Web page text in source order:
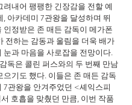
려내어 팽팽한 긴장감을 전할 예
, 아카데미 7관왕을 달성하며 뛰
인정받은 존 매든 감독이 메가폰
전하는 감동과 울림을 더욱 배가
눈과 마음을 사로잡을 전망이다.
독은 콜린 퍼스와의 두 번째 만남
으기도 했다. 이들은 존 매든 감독
7관왕을 안겨주었던 <셰익스피
호흡을 맞췄던 만큼, 이번 작품